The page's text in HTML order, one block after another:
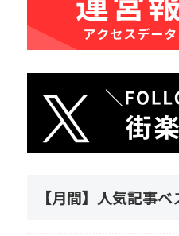
【月間】人気記事ベ